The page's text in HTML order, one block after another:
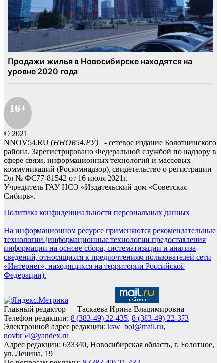
16+
© 2021
NNOV54.RU (ННОВ54.РУ) - сетевое издание Болотнинского
района. Зарегистрировано Федеральной службой по надзору в
сфере связи, информационных технологий и массовых
коммуникаций (Роскомнадзор), свидетельство о регистрации
Эл № ФС77-81542 от 16 июля 2021г.
Учредитель ГАУ НСО «Издательский дом «Советская
Сибирь».
Политика конфиденциальности персональных данных
На информационном ресурсе применяются рекомендательные
технологии (информационные технологии предоставления
информации на основе сбора, систематизации и анализа
сведений, относящихся к предпочтениям пользователей сети
«Интернет», находящихся на территории Российской
Федерации).
Главный редактор — Таскаева Ирина Владимировна
Телефон редакции: 8 (383-49) 22-435, 8 (383-49) 22-373
Электронной адрес редакции: ksw_bol@mail.ru,
novbr54@yandex.ru
Адрес редакции: 633340, Новосибирская область, г. Болотное,
ул. Ленина, 19